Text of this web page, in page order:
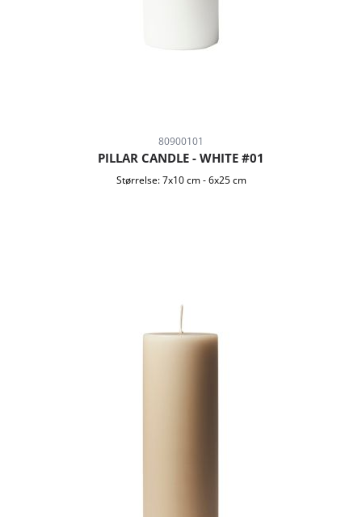
80900101
PILLAR CANDLE - WHITE #01
Størrelse: 7x10 cm -6x25 cm